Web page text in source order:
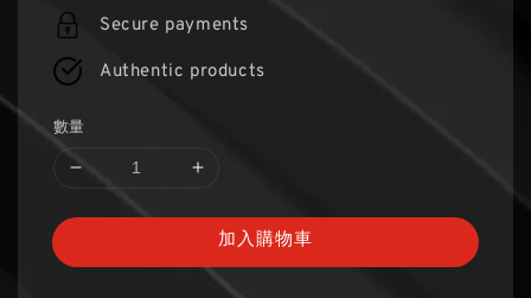
Secure payments
Authentic products
數量
加入購物車